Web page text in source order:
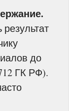
до
ГК РФ).